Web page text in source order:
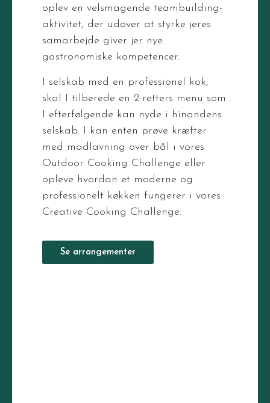
oplev en velsmagende teambuilding-
aktivitet, der udover at styrke jeres
samarbejde giver jer nye
gastronomiske kompetencer.
I selskab med en professionel kok,
skal I tilberede en 2-retters menu som
I efterfølgende kan nyde i hinandens
selskab. I kan enten prøve kræfter
med madlavning over bål i vores
Outdoor Cooking Challenge eller
opleve hvordan et moderne og
professionelt køkken fungerer i vores
Creative Cooking Challenge.
Se arrangementer